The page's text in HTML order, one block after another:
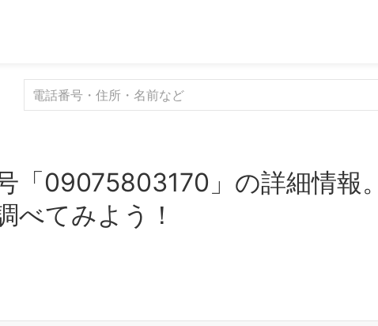
「09075803170」の詳細情報
べてみよう！